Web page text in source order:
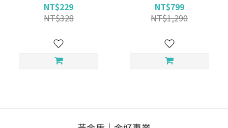
NT$229
NT$328
NT$799
NT$1,290